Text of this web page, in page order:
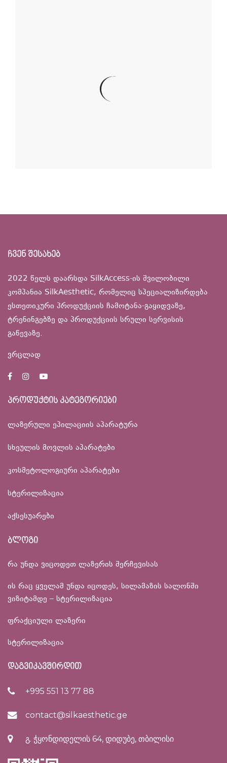
ჩვენ შესახებ
2022 წელს დაარსდა SilkAccess-ის შვილობილი
კომპანია SilkAesthetic, რომელიც სპეციალიზირდება
ესთეთიკური პროდუქციის ჩამოტანა-გაყიდვაზე,
ტრენინგებზე და პროდუქციის სრული სერვისის
გაწევაზე.
ვრცლად
პროდუქტის კატეგორიები
ლაზერული ეპილაციის აპარატურა
სხეულის მოვლის აპარატები
კოსმეტოლოგიური აპარატები
სტერილიზაცია
აქსესუარები
ბლოგი
რა უნდა ვიცოდეთ ლაზერის შერჩევისას
ის რაც ყველამ უნდა იცოდეს, სილამაზის სალონში
ვიზიტამდე – სტერილიზაცია
ფრაქციული ლაზერი
სტერილიზაცია
დაგვიკავშირდით
+995 551 13 77 88
contact@silkaesthetic.ge
გ. ჭყონდიდელის 64, დიდუბე, თბილისი